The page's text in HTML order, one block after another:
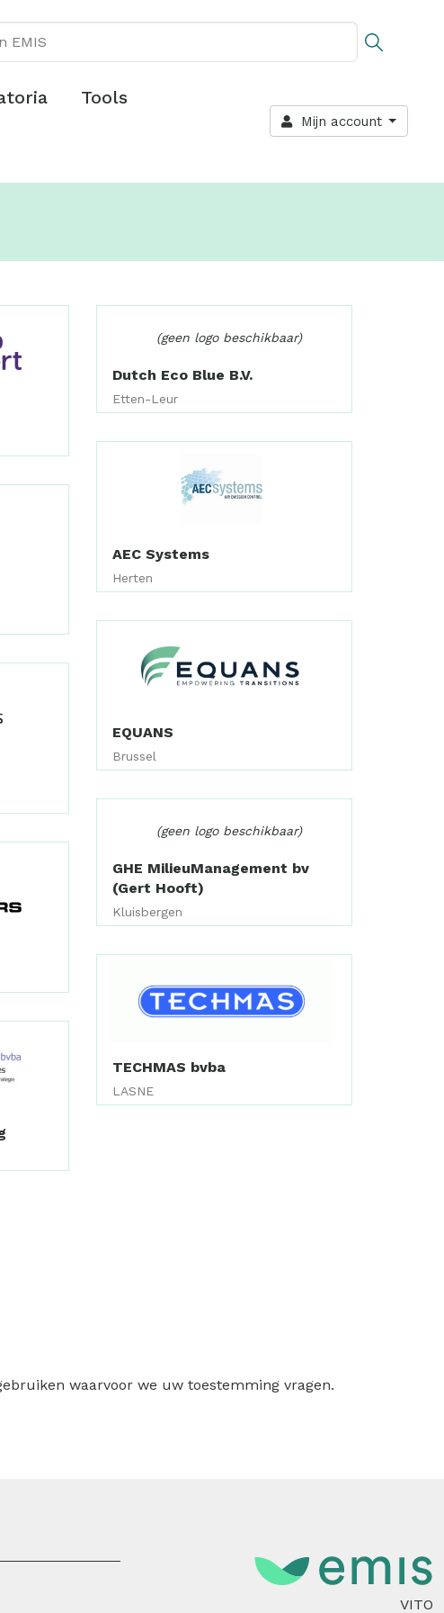
Tools
Mijn account
(geen logo beschikbaar)
Dutch Eco Blue B.V.
Etten-Leur
AEC Systems
Herten
EQUANS
Brussel
(geen logo beschikbaar)
GHE MilieuManagement bv
(Gert Hooft)
Kluisbergen
TECHMAS bvba
LASNE
waarvoor we uw toestemming vragen.
VITO